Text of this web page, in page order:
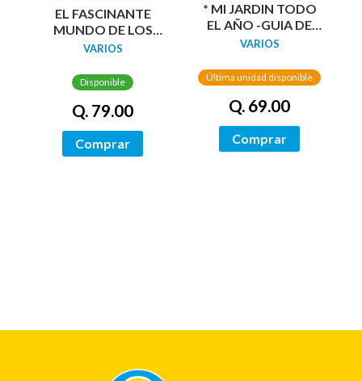
EL FASCINANTE
MUNDO DE LOS
DINOSAURIOS
VARIOS
Disponible
Q. 79.00
Comprar
* MI JARDIN TODO
EL AÑO -GUIA DE
JARDIN-
VARIOS
Última unidad disponible
Q. 69.00
Comprar